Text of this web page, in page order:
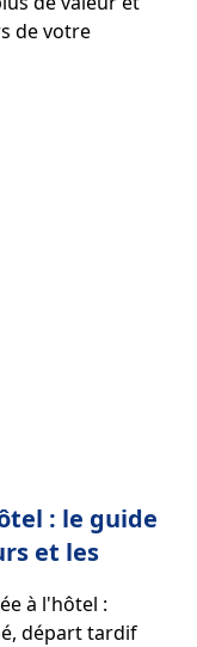
de votre
: le guide
et les
à l'hôtel :
départ tardif